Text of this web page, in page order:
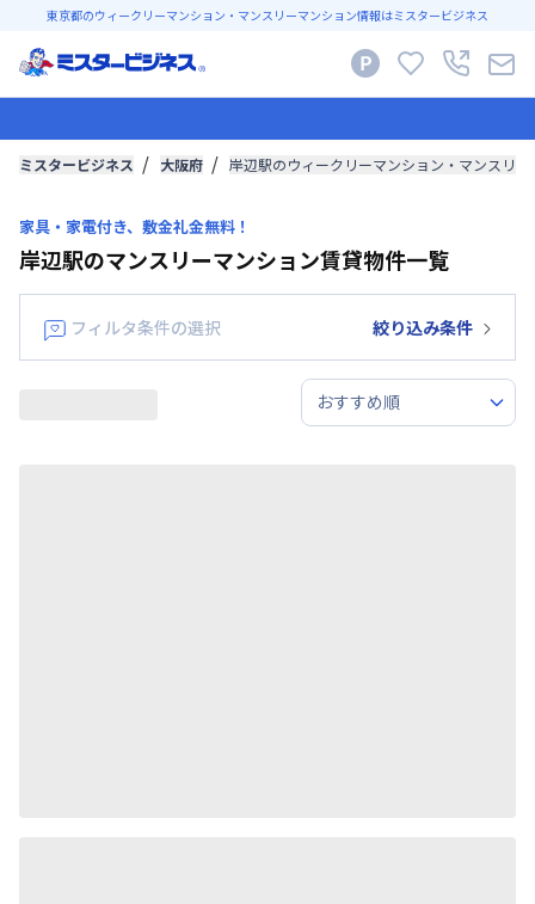
東京都のウィークリーマンション・マンスリーマンション情報はミスタービジネス
ミスタービジネス 大阪府 岸辺駅のウィークリーマンション・マンスリ
家具・家電付き、敷金礼金無料！
岸辺駅のマンスリーマンション賃貸物件一覧
フィルタ条件の選択 絞り込み条件